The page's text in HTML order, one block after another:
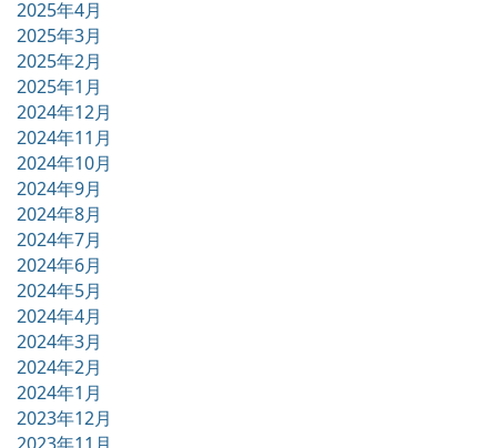
2025年4月
2025年3月
2025年2月
2025年1月
2024年12月
2024年11月
2024年10月
2024年9月
2024年8月
2024年7月
2024年6月
2024年5月
2024年4月
2024年3月
2024年2月
2024年1月
2023年12月
2023年11月